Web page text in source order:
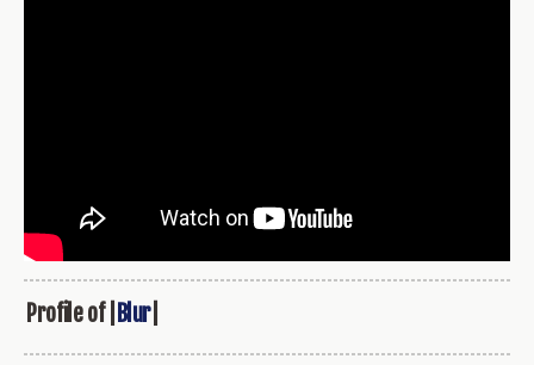
Profile of | Blur